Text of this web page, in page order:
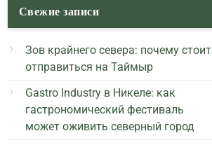
Свежие записи
Зов крайнего севера: почему стоит
отправиться на Таймыр
Gastro Industry в Никеле: как
гастрономический фестиваль
может оживить северный город